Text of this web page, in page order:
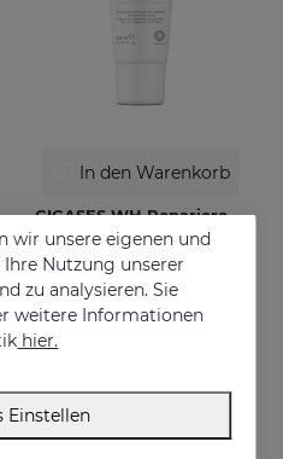
In den Warenkorb
CICASES WH Reparierende Creme
€ 17,95
wir unsere eigenen und
Nutzung unserer
zu analysieren. Sie
weitere Informationen
hier.
Einstellen